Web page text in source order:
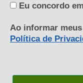
Eu concordo
Ao informar
Política de